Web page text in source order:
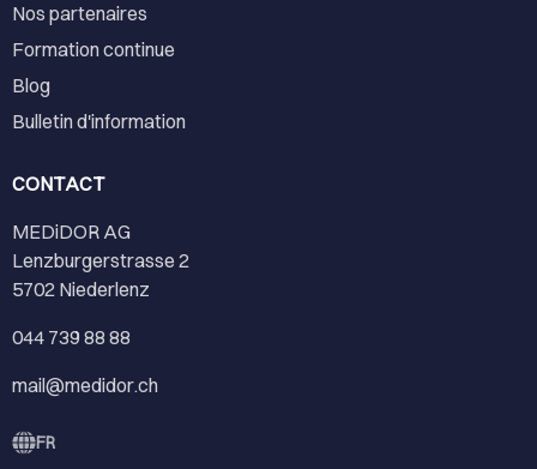
Nos partenaires
Formation continue
Blog
Bulletin d'information
CONTACT
MEDiDOR AG
Lenzburgerstrasse 2
5702 Niederlenz
044 739 88 88
mail@medidor.ch
FR